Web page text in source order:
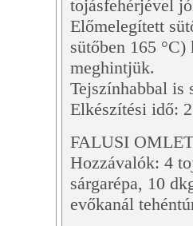
tojásfehérjével
Előmelegített
sütőben 165
meghintjük.
Tejszínhabbal is
Elkészítési idő:
FALUSI
Hozzávalók: 4
sárgarépa, 10
evőkanál